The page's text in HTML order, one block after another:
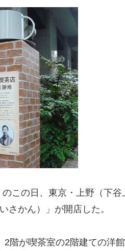
この日、東京・上野（下
さかん）」が開店した。
2階が喫茶室の2階建ての洋